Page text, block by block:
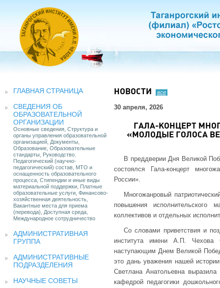
ГЛАВНАЯ СТРАНИЦА
СВЕДЕНИЯ ОБ
ОБРАЗОВАТЕЛЬНОЙ
ОРГАНИЗАЦИИ
Основные сведения, Структура и
органы управления образовательной
организацией, Документы,
Образование, Образовательные
стандарты, Руководство.
Педагогический (научно-
педагогический) состав, МТО и
оснащенность образовательного
процесса, Стипендии и иные виды
материальной поддержки, Платные
образовательные услуги, Финансово-
хозяйственная деятельность,
Вакантные места для приема
(перевода), Доступная среда,
Международное сотрудничество
АДМИНИСТРАТИВНАЯ
ГРУППА
АДМИНИСТРАТИВНЫЕ
ПОДРАЗДЕЛЕНИЯ
НАУЧНЫЕ СОВЕТЫ
НОВОСТИ все
30 апреля, 2026
ГАЛА-КОНЦЕРТ
«МОЛОДЫЕ ГОЛОСА
В преддверии Дня Великой
состоялся Гала-концерт
России».
Многожанровый
повышения исполнительского
коллективов и отдельных
Со словами приветствия и
института имени А.П. Чехова
наступающим Днем Великой
это дань уважения нашей
Светлана Анатольевна
кафедрой педагогики